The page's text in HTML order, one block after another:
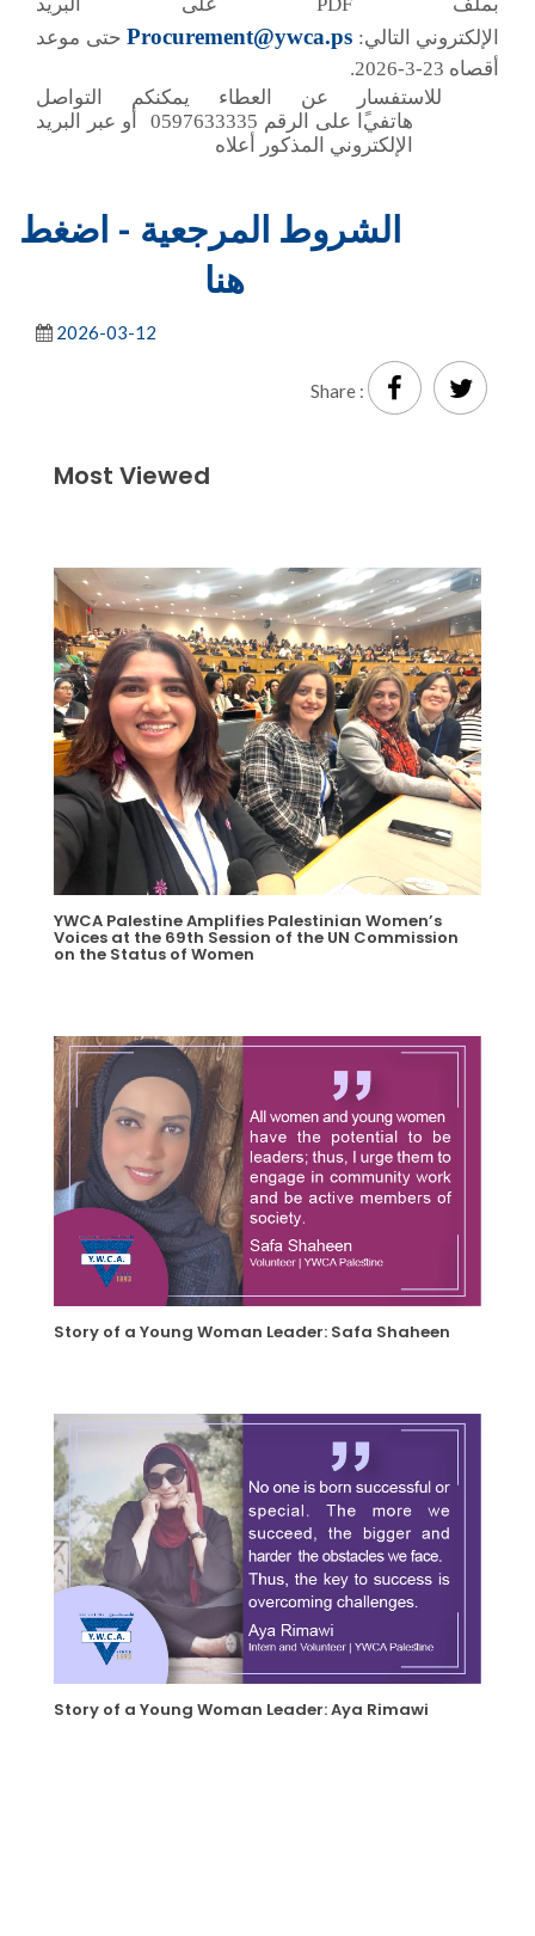
الإلكتروني التالي: Procurement@ywca.ps حتى موعد
أقصاه 23-3-2026.
للاستفسار عن العطاء يمكنكم التواصل
هاتفي
على الرقم 0597633335 أو عبر البريد
الإلكتروني المذكور أعلاه
الشروط المرجعية - اضغط
هنا
2026-03-12
Share :
Most Viewed
YWCA Palestine Amplifies Palestinian Women’s
Voices at the 69th Session of the UN Commission
on the Status of Women
Story of a Young Woman Leader: Safa Shaheen
Story of a Young Woman Leader: Aya Rimawi